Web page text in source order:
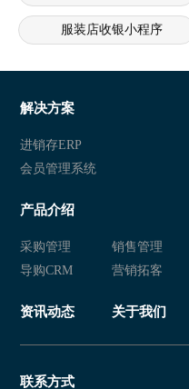
服装店收银小程序
服装店收银系统
免费服装零售收银管理系统
免费服装零售店收银小程序
免费线下服装店收银系统软件
解决方案
进销存ERP
会员管理系统
产品介绍
采购管理 销售管理
导购CRM
营销拓客
资讯动态 关于我们
联系方式